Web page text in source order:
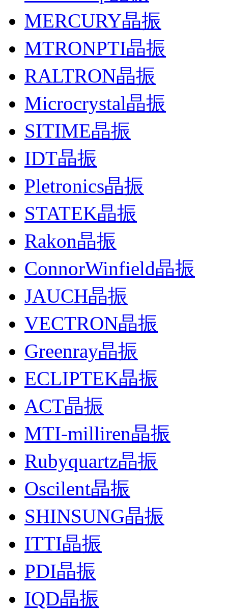
MERCURY晶振
MTRONPTI晶振
RALTRON晶振
Microcrystal晶振
SITIME晶振
IDT晶振
Pletronics晶振
STATEK晶振
Rakon晶振
ConnorWinfield晶振
JAUCH晶振
VECTRON晶振
Greenray晶振
ECLIPTEK晶振
ACT晶振
MTI-milliren晶振
Rubyquartz晶振
Oscilent晶振
SHINSUNG晶振
ITTI晶振
PDI晶振
IQD晶振